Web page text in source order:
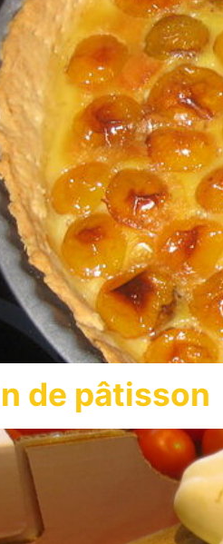
de pâtisson